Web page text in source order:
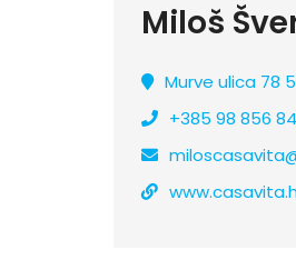
Miloš
Murve ulica 78
+385 98 856